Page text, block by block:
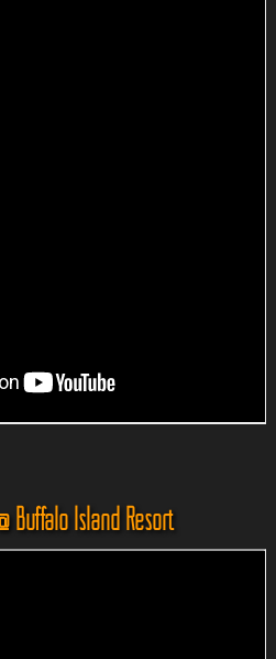
Buffalo Island Resort